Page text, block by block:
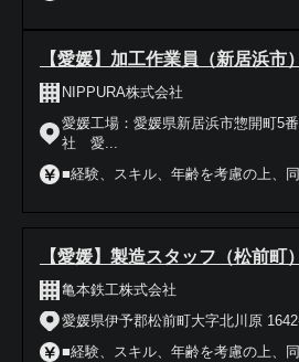
【愛媛】加工作業員（新居浜市）
NIPPURA株式会社
愛媛工場：愛媛県新居浜市惣開町5
社 愛...
■経験、スキル、年齢を考慮の上、
【愛媛】製造スタッフ（松前町）
亀本鉄工株式会社
愛媛県伊予郡松前町大字北川原
■経験、スキル、年齢を考慮の上、